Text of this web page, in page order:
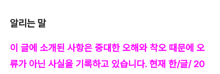
알리는 말
이 글에 소개된 사항은 중대한 오해와 착오 때문에 오
류가 아닌 사실을 기록하고 있습니다. 현재 한/글/ 20